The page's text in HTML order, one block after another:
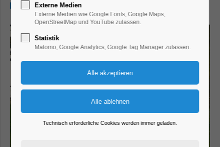
26.08.2025, 13:00–17:00
Externe Medien
Externe Medien wie Google Fonts, Google Maps,
OpenStreetMap und YouTube zulassen.
Statistik
Matomo, Google Analytics, Google Tag Manager zulassen.
Technisch erforderliche Cookies werden immer geladen.